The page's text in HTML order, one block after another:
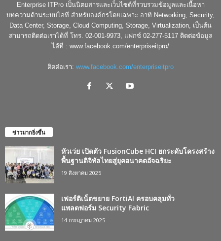
Enterprise ITPro เป็นนิตยสารและเว็บไซต์ที่รวบรวมข้อมูลและเนื้อหา
บทความด้านระบบไอที สำหรับองค์กรโดยเฉพาะ อาทิ Networking, Security,
Data Center, Storage, Cloud Computing, Storage, Virtualization, เป็นต้น
สามารถติดต่อเราได้ที่ โทร. 02-001-9973, แฟกซ์ 02-277-5117 ติดต่อข้อมูล
ได้ที่ : www.facebook.com/enterpriseitpro/
ติดต่อเรา: www.facebook.com/enterpriseitpro
ข่าวมากยิ่งขึ้น
หัวเว่ย เปิดตัว FusionCube HCI ยกระดับโครงสร้าง
พื้นฐานดิจิทัลไทยสู่ยุคอนาคตอัจฉริยะ
19 สิงหาคม 2025
เฟอร์ติเน็ตขยาย FortiAI ครอบคลุมทั่ว
แพลตฟอร์ม Security Fabric
14 กรกฎาคม 2025